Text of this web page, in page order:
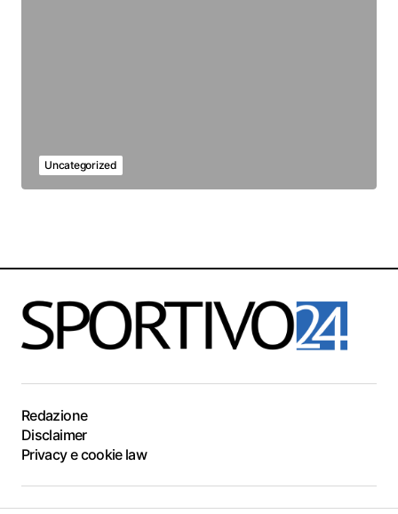
Uncategorized
Redazione
Disclaimer
Privacy e cookie law